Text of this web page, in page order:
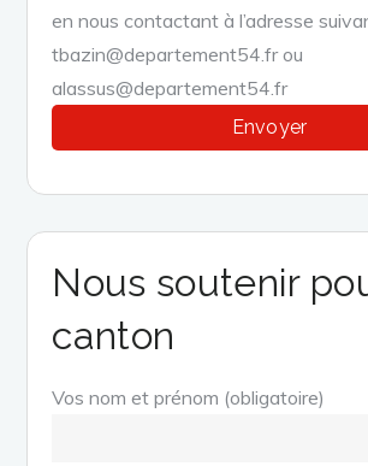
en nous contactant à l’adresse
tbazin@departement54.fr ou
alassus@departement54.fr
Nous soutenir
canton
Vos nom et prénom (obligatoire)